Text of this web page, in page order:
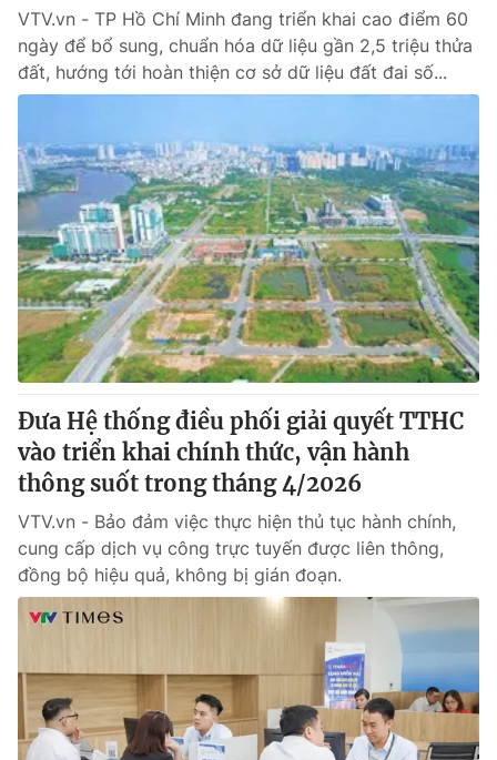
VTV.vn - TP Hồ Chí Minh đang triển khai cao điểm 60
ngày để bổ sung, chuẩn hóa dữ liệu gần 2,5 triệu thửa
đất, hướng tới hoàn thiện cơ sở dữ liệu đất đai số...
Đưa Hệ thống điều phối giải quyết TTHC
vào triển khai chính thức, vận hành
thông suốt trong tháng 4/2026
VTV.vn - Bảo đảm việc thực hiện thủ tục hành chính,
cung cấp dịch vụ công trực tuyến được liên thông,
đồng bộ hiệu quả, không bị gián đoạn.